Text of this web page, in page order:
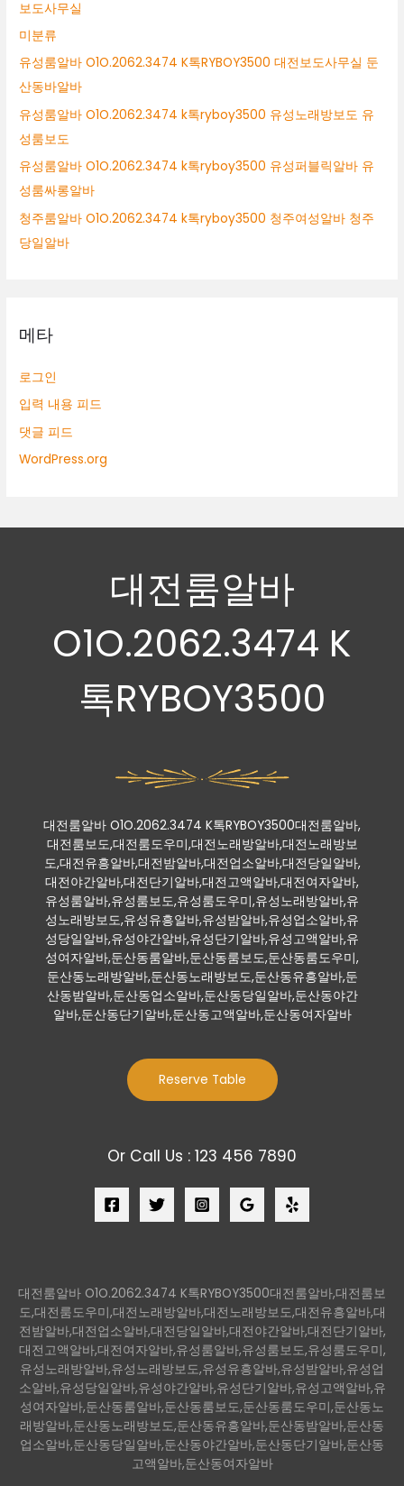
보도사무실
미분류
유성룸알바 O1O.2062.3474 K톡RYBOY3500 대전보도사무실 둔
산동바알바
유성룸알바 O1O.2062.3474 k톡ryboy3500 유성노래방보도 유
성룸보도
유성룸알바 O1O.2062.3474 k톡ryboy3500 유성퍼블릭알바 유
성룸싸롱알바
청주룸알바 O1O.2062.3474 k톡ryboy3500 청주여성알바 청주
당일알바
메타
로그인
입력 내용 피드
댓글 피드
WordPress.org
대전룸알바
O1O.2062.3474 K
톡RYBOY3500
대전룸알바 O1O.2062.3474 K톡RYBOY3500대전룸알바,
대전룸보도,대전룸도우미,대전노래방알바,대전노래방보
도,대전유흥알바,대전밤알바,대전업소알바,대전당일알바,
대전야간알바,대전단기알바,대전고액알바,대전여자알바,
유성룸알바,유성룸보도,유성룸도우미,유성노래방알바,유
성노래방보도,유성유흥알바,유성밤알바,유성업소알바,유
성당일알바,유성야간알바,유성단기알바,유성고액알바,유
성여자알바,둔산동룸알바,둔산동룸보도,둔산동룸도우미,
둔산동노래방알바,둔산동노래방보도,둔산동유흥알바,둔
산동밤알바,둔산동업소알바,둔산동당일알바,둔산동야간
알바,둔산동단기알바,둔산동고액알바,둔산동여자알바
Reserve Table
Or Call Us : 123 456 7890
대전룸알바 O1O.2062.3474 K톡RYBOY3500대전룸알바,대전룸보
도,대전룸도우미,대전노래방알바,대전노래방보도,대전유흥알바,대
전밤알바,대전업소알바,대전당일알바,대전야간알바,대전단기알바,
대전고액알바,대전여자알바,유성룸알바,유성룸보도,유성룸도우미,
유성노래방알바,유성노래방보도,유성유흥알바,유성밤알바,유성업
소알바,유성당일알바,유성야간알바,유성단기알바,유성고액알바,유
성여자알바,둔산동룸알바,둔산동룸보도,둔산동룸도우미,둔산동노
래방알바,둔산동노래방보도,둔산동유흥알바,둔산동밤알바,둔산동
업소알바,둔산동당일알바,둔산동야간알바,둔산동단기알바,둔산동
고액알바,둔산동여자알바